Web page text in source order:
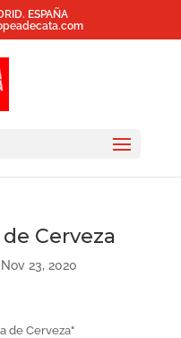
ESPAÑA
Cerveza
Nov 23, 2020
de Cerveza"